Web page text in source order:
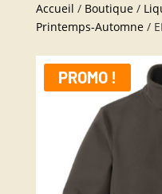
Accueil / Boutique/
Printemps-Automne/
PROMO !